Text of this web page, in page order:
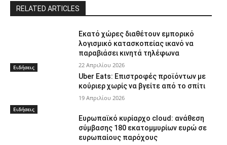
RELATED ARTICLES
Ειδήσεις
Εκατό χώρες διαθέτουν εμπορικό
λογισμικό κατασκοπείας ικανό να
παραβιάσει κινητά τηλέφωνα
22 Απριλίου 2026
Ειδήσεις
Uber Eats: Επιστροφές προϊόντων με
κούριερ χωρίς να βγείτε από το σπίτι
19 Απριλίου 2026
Ευρωπαϊκό κυρίαρχο cloud: ανάθεση
σύμβασης 180 εκατομμυρίων ευρώ σε
ευρωπαίους παρόχους